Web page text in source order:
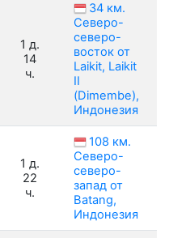
1 д.
14
ч.
34 км.
Северо-
северо-
восток от
Laikit, Laikit
II
(Dimembe),
Индонезия
1 д.
22
ч.
108 км.
Северо-
северо-
запад от
Batang,
Индонезия